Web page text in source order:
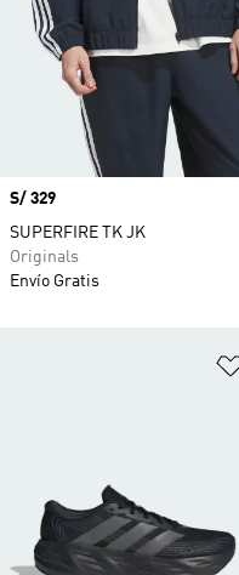
Precio
S/ 329
SUPERFIRE TK JK
Originals
Envío Gratis